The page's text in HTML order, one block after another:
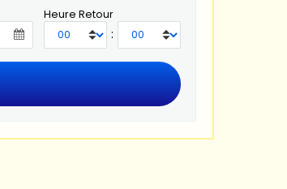
Heure Retour
: